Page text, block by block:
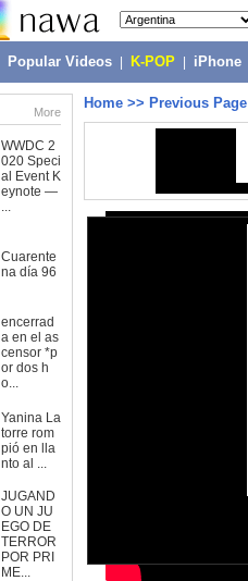
Popular Videos K-POP iPhone
More
WWDC 2
020 Speci
al Event K
eynote —
...
Cuarente
na día 96
encerrad
a en el as
censor *p
or dos h
o...
Yanina La
torre rom
pió en lla
nto al ...
JUGAND
O UN JU
EGO DE
TERROR
POR PRI
ME...
Home >> Previous Page